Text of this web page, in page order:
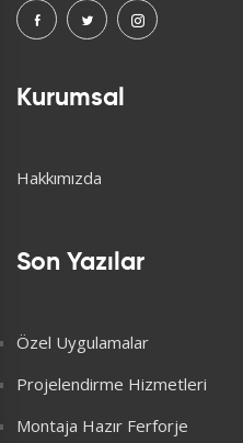
Kurumsal
Hakkımızda
Son Yazılar
Özel Uygulamalar
Projelendirme Hizmetleri
Montaja Hazır Ferforje